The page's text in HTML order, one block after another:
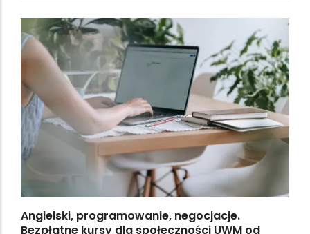
Angielski, programowanie, negocjacje.
Bezpłatne kursy dla społeczności UWM od